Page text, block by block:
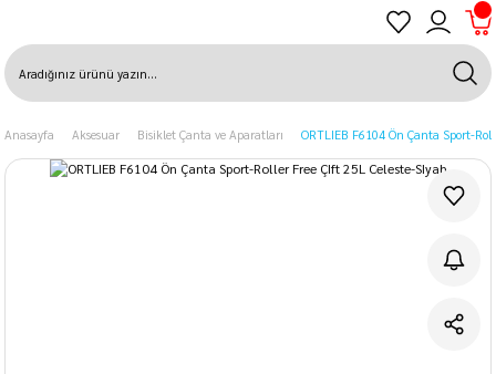
Anasayfa Aksesuar Bisiklet Çanta ve Aparatları ORTLIEB F6104 Ön Çanta Sport-